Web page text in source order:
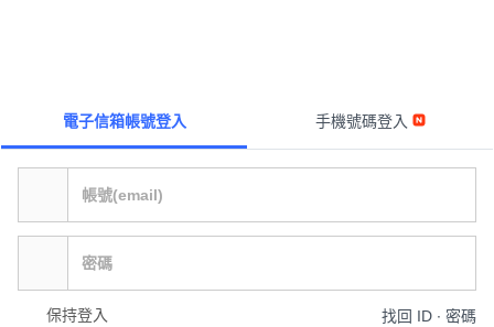
電子信箱帳號登入 手機號碼登入
保持登入 找回 ID ∙ 密碼